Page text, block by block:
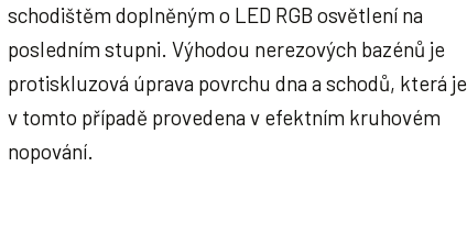
schodištěm doplněným o LED RGB osvětlení na
posledním stupni. Výhodou nerezových bazénů je
protiskluzová úprava povrchu dna a schodů, která je
v tomto případě provedena v efektním kruhovém
nopování.